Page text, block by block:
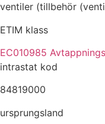
ventiler (tillbehör
ETIM klass
EC010985
intrastat kod
84819000
ursprungsland